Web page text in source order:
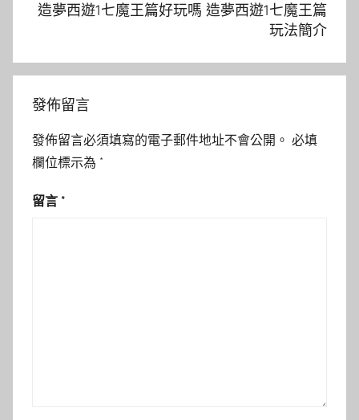
造夢西遊1七魔王篇好玩嗎 造夢西遊1七魔王篇
玩法簡介
發佈留言
發佈留言必須填寫的電子郵件地址不會公開。 必填
欄位標示為 *
留言 *